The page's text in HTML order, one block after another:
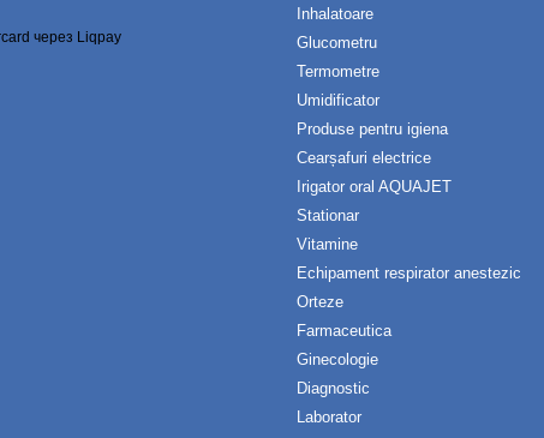
Inhalatoare
Glucometru
Termometre
Umidificator
Produse pentru igiena
Cearșafuri electrice
Irigator oral AQUAJET
Stationar
Vitamine
Echipament respirator anestezic
Orteze
Farmaceutica
Ginecologie
Diagnostic
Laborator